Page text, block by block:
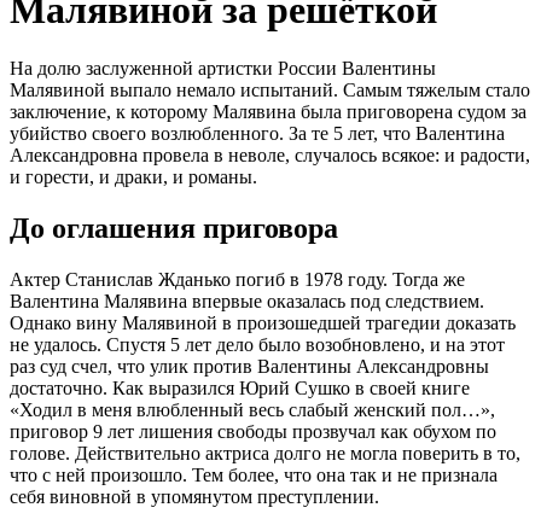
Малявиной за решёткой
На долю заслуженной артистки России Валентины
Малявиной выпало немало испытаний. Самым тяжелым стало
заключение, к которому Малявина была приговорена судом за
убийство своего возлюбленного. За те 5 лет, что Валентина
Александровна провела в неволе, случалось всякое: и радости,
и горести, и драки, и романы.
До оглашения приговора
Актер Станислав Жданько погиб в 1978 году. Тогда же
Валентина Малявина впервые оказалась под следствием.
Однако вину Малявиной в произошедшей трагедии доказать
не удалось. Спустя 5 лет дело было возобновлено, и на этот
раз суд счел, что улик против Валентины Александровны
достаточно. Как выразился Юрий Сушко в своей книге
«Ходил в меня влюбленный весь слабый женский пол…»,
приговор 9 лет лишения свободы прозвучал как обухом по
голове. Действительно актриса долго не могла поверить в то,
что с ней произошло. Тем более, что она так и не признала
себя виновной в упомянутом преступлении.